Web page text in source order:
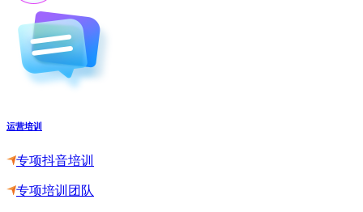
运营培训
专项抖音培训
专项培训团队